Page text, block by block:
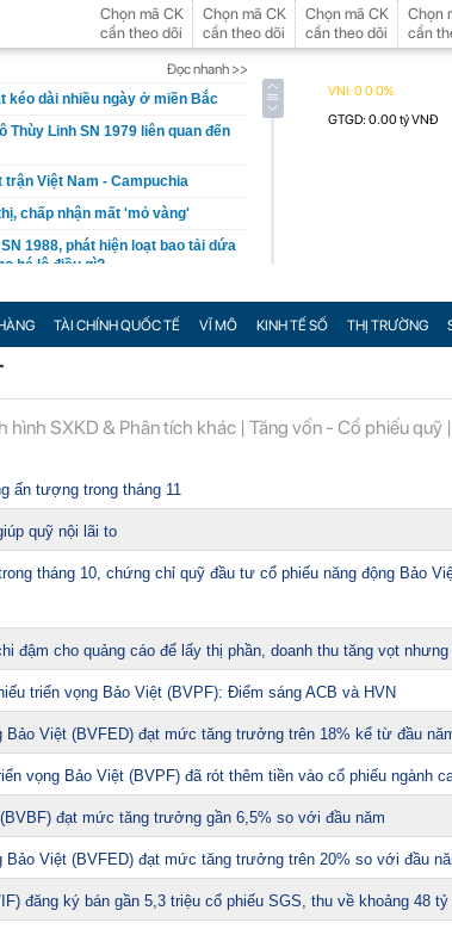
Chọn mã CK
cần theo dõi
Chọn mã CK
cần theo dõi
Chọn mã CK
cần theo dõi
Chọn
cần
Đọc nhanh >>
kéo dài nhiều ngày ở miền Bắc
Linh SN 1979 liên quan đến
trận Việt Nam - Campuchia
chấp nhận mất 'mỏ vàng'
1988, phát hiện loạt bao tải dứa
hé lộ điều gì?
quân đội
tô trong nhà
sớm, 45 tuổi lên truyền hình
nhận cổ tức tỷ lệ 15%, cổ đông còn
nay thứ Bảy ngày 8/8/2026
nhất để con lấy vốn làm ăn, vài
khuyên chôn trứng cạnh gốc:
liệu phát sóng trên đài truyền
Naver
an bắt Sùng Thị Dụ 47 tuổi
hai bảng xếp hạng uy tín năm
gian mới của DBHomes
TÀI CHÍNH QUỐC TẾ VĨ MÔ KINH TẾ SỐ THỊ TRƯỜNG
hình SXKD & Phân tích khác | Tăng vốn - Cổ phiếu quỹ |
ấn tượng trong tháng 11
quỹ nội lãi to
tháng 10, chứng chỉ quỹ đầu tư cổ phiếu năng động Bảo
đậm cho quảng cáo để lấy thị phần, doanh thu tăng vọt
triển vọng Bảo Việt (BVPF): Điểm sáng ACB và HVN
Bảo Việt (BVFED) đạt mức tăng trưởng trên 18% kể từ đầu
vọng Bảo Việt (BVPF) đã rót thêm tiền vào cổ phiếu ngành
đạt mức tăng trưởng gần 6,5% so với đầu năm
Bảo Việt (BVFED) đạt mức tăng trưởng trên 20% so với đầu
đăng ký bán gần 5,3 triệu cổ phiếu SGS, thu về khoảng 48 tỷ